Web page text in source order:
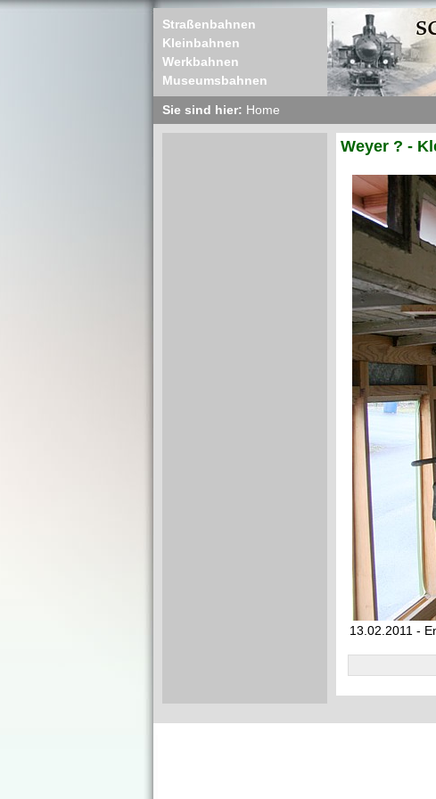
Straßenbahnen
Kleinbahnen
Werkbahnen
Museumsbahnen
Sie sind hier: Home
Weyer ? -
13.02.2011 -